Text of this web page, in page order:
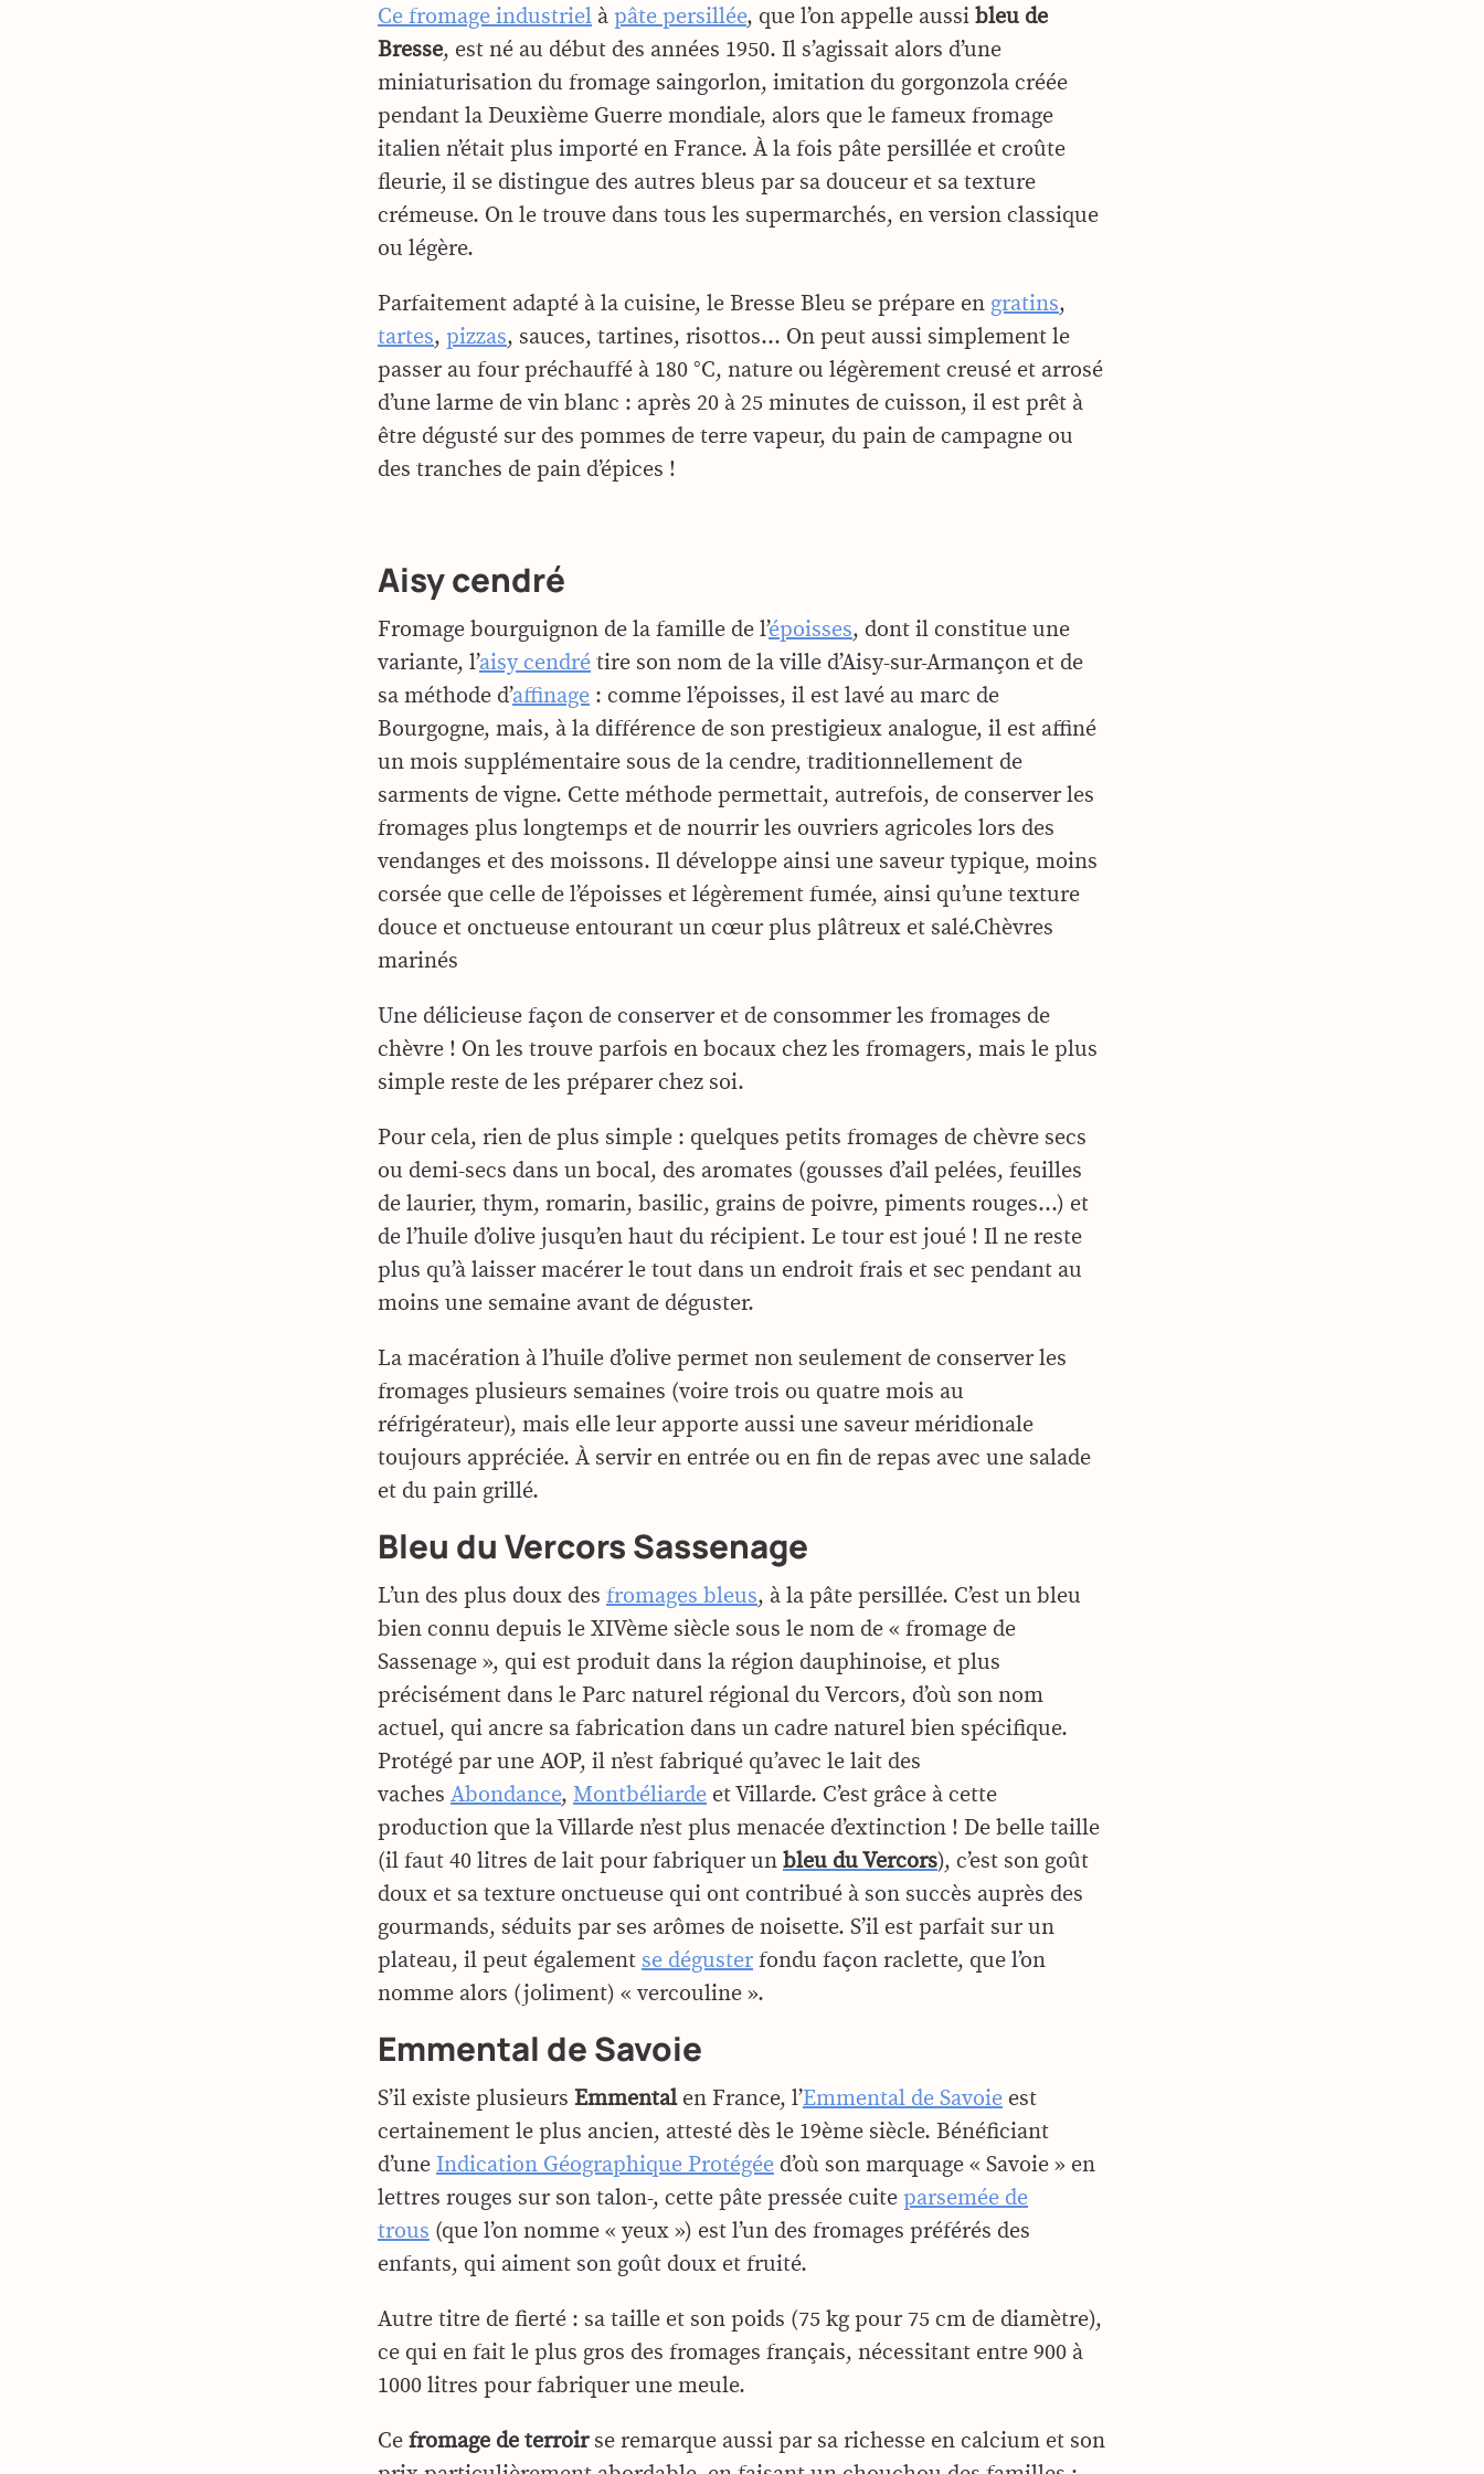
Ce fromage industriel à pâte persillée, que l’on appelle aussi bleu de
Bresse, est né au début des années 1950. Il s’agissait alors d’une
miniaturisation du fromage saingorlon, imitation du gorgonzola créée
pendant la Deuxième Guerre mondiale, alors que le fameux fromage
italien n’était plus importé en France. À la fois pâte persillée et croûte
fleurie, il se distingue des autres bleus par sa douceur et sa texture
crémeuse. On le trouve dans tous les supermarchés, en version classique
ou légère.
Parfaitement adapté à la cuisine, le Bresse Bleu se prépare en gratins,
tartes, pizzas, sauces, tartines, risottos… On peut aussi simplement le
passer au four préchauffé à 180 °C, nature ou légèrement creusé et arrosé
d’une larme de vin blanc : après 20 à 25 minutes de cuisson, il est prêt à
être dégusté sur des pommes de terre vapeur, du pain de campagne ou
des tranches de pain d’épices !
Aisy cendré
Fromage bourguignon de la famille de l’époisses, dont il constitue une
variante, l’aisy cendré tire son nom de la ville d’Aisy-sur-Armançon et de
sa méthode d’affinage : comme l’époisses, il est lavé au marc de
Bourgogne, mais, à la différence de son prestigieux analogue, il est affiné
un mois supplémentaire sous de la cendre, traditionnellement de
sarments de vigne. Cette méthode permettait, autrefois, de conserver les
fromages plus longtemps et de nourrir les ouvriers agricoles lors des
vendanges et des moissons. Il développe ainsi une saveur typique, moins
corsée que celle de l’époisses et légèrement fumée, ainsi qu’une texture
douce et onctueuse entourant un cœur plus plâtreux et salé.Chèvres
marinés
Une délicieuse façon de conserver et de consommer les fromages de
chèvre ! On les trouve parfois en bocaux chez les fromagers, mais le plus
simple reste de les préparer chez soi.
Pour cela, rien de plus simple : quelques petits fromages de chèvre secs
ou demi-secs dans un bocal, des aromates (gousses d’ail pelées, feuilles
de laurier, thym, romarin, basilic, grains de poivre, piments rouges…) et
de l’huile d’olive jusqu’en haut du récipient. Le tour est joué ! Il ne reste
plus qu’à laisser macérer le tout dans un endroit frais et sec pendant au
moins une semaine avant de déguster.
La macération à l’huile d’olive permet non seulement de conserver les
fromages plusieurs semaines (voire trois ou quatre mois au
réfrigérateur), mais elle leur apporte aussi une saveur méridionale
toujours appréciée. À servir en entrée ou en fin de repas avec une salade
et du pain grillé.
Bleu du Vercors Sassenage
L’un des plus doux des fromages bleus, à la pâte persillée. C’est un bleu
bien connu depuis le XIVème siècle sous le nom de « fromage de
Sassenage », qui est produit dans la région dauphinoise, et plus
précisément dans le Parc naturel régional du Vercors, d’où son nom
actuel, qui ancre sa fabrication dans un cadre naturel bien spécifique.
Protégé par une AOP, il n’est fabriqué qu’avec le lait des
vaches Abondance, Montbéliarde et Villarde. C’est grâce à cette
production que la Villarde n’est plus menacée d’extinction ! De belle taille
(il faut 40 litres de lait pour fabriquer un bleu du Vercors), c’est son goût
doux et sa texture onctueuse qui ont contribué à son succès auprès des
gourmands, séduits par ses arômes de noisette. S’il est parfait sur un
plateau, il peut également se déguster fondu façon raclette, que l’on
nomme alors (joliment) « vercouline ».
Emmental de Savoie
S’il existe plusieurs Emmentalen France, l’Emmental de Savoie est
certainement le plus ancien, attesté dès le 19ème siècle. Bénéficiant
d’une Indication Géographique Protégée d’où son marquage « Savoie » en
lettres rouges sur son talon-, cette pâte pressée cuite parsemée de
trous (que l’on nomme « yeux ») est l’un des fromages préférés des
enfants, qui aiment son goût doux et fruité.
Autre titre de fierté : sa taille et son poids (75 kg pour 75 cm de diamètre),
ce qui en fait le plus gros des fromages français, nécessitant entre 900 à
1000 litres pour fabriquer une meule.
Ce fromage de terroirse remarque aussi par sa richesse en calcium et son